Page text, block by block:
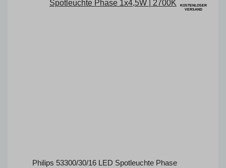
KOSTENLOSER
VERSAND
Philips 53300/30/16 LED Spotleuchte Phase